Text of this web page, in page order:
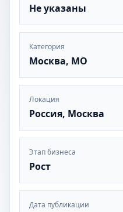
Не указаны
Категория
Москва, МО
Локация
Россия, Москва
Этап бизнеса
Рост
Дата публикации